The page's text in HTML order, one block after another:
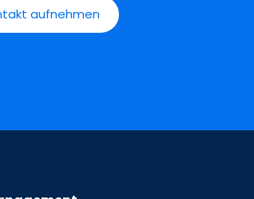
aufnehmen